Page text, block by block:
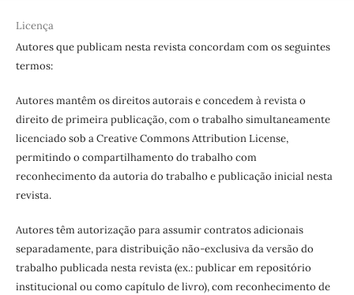
Licença
Autores que publicam nesta revista concordam com os seguintes
termos:
Autores mantêm os direitos autorais e concedem à revista o
direito de primeira publicação, com o trabalho simultaneamente
licenciado sob a Creative Commons Attribution License,
permitindo o compartilhamento do trabalho com
reconhecimento da autoria do trabalho e publicação inicial nesta
revista.
Autores têm autorização para assumir contratos adicionais
separadamente, para distribuição não-exclusiva da versão do
trabalho publicada nesta revista (ex.: publicar em repositório
institucional ou como capítulo de livro), com reconhecimento de